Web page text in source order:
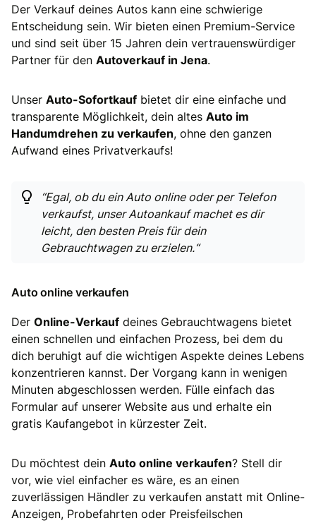
Der Verkauf deines Autos kann eine schwierige
Entscheidung sein. Wir bieten einen Premium-Service
und sind seit über 15 Jahren dein vertrauenswürdiger
Partner für den Autoverkauf in Jena.
Unser Auto-Sofortkauf bietet dir eine einfache und
transparente Möglichkeit, dein altes Auto im
Handumdrehen zu verkaufen, ohne den ganzen
Aufwand eines Privatverkaufs!
“Egal, ob du ein Auto online oder per Telefon
verkaufst, unser Autoankauf machet es dir
leicht, den besten Preis für dein
Gebrauchtwagen zu erzielen.“
Auto online verkaufen
Der Online-Verkauf deines Gebrauchtwagens bietet
einen schnellen und einfachen Prozess, bei dem du
dich beruhigt auf die wichtigen Aspekte deines Lebens
konzentrieren kannst. Der Vorgang kann in wenigen
Minuten abgeschlossen werden. Fülle einfach das
Formular auf unserer Website aus und erhalte ein
gratis Kaufangebot in kürzester Zeit.
Du möchtest dein Auto online verkaufen? Stell dir
vor, wie viel einfacher es wäre, es an einen
zuverlässigen Händler zu verkaufen anstatt mit Online-
Anzeigen, Probefahrten oder Preisfeilschen